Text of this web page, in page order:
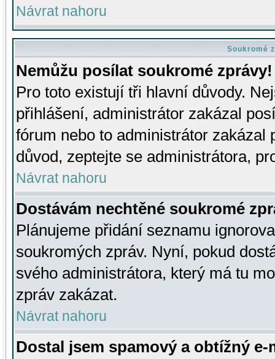
Návrat nahoru
Soukromé
Nemůžu posílat soukromé zprávy!
Pro toto existují tři hlavní důvody.
přihlášení, administrátor zakázal
fórum nebo to administrátor zakázal
důvod, zeptejte se administrátora,
Návrat nahoru
Dostávám nechtěné soukromé
Plánujeme přidání seznamu
soukromých zpráv. Nyní, pokud
svého administrátora, který má tu
zpráv zakázat.
Návrat nahoru
Dostal jsem spamový a obtížný